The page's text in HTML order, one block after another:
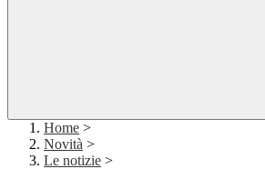
Home >
Novità >
Le notizie >